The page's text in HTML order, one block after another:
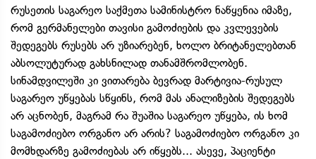
რუსეთის საგარეო საქმეთა სამინისტრო ნაწყენია იმაზე,
რომ გერმანელები თავისი გამოძიების და კვლევების
შედეგებს რუსებს არ უზიარებენ, ხოლო ბრიტანელებთან
აბსოლუტურად გახსნილად თანამშრომლობენ.
სინამდვილეში კი ვითარება ბევრად მარტივია-რუსულ
საგარეო უწყებას სწყინს, რომ მას ანალიზების შედეგებს
არ აცნობენ, მაგრამ რა შუაშია საგარეო უწყება, ის ხომ
საგამოძიებო ორგანო არ არის? საგამოძიებო ორგანო კი
მომხდარზე გამოძიებას არ იწყებს... ასევე, პაციენტი